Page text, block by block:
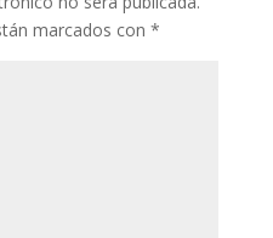
marcados con *